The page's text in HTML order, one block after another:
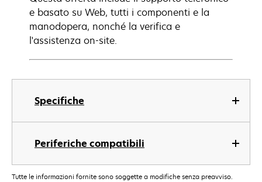
Specifiche
Periferiche compatibili
e basato su Web, tutti i componenti e la
manodopera, nonché la verifica e
l'assistenza on-site.
Tutte le informazioni fornite sono soggette a modifiche senza preavviso.